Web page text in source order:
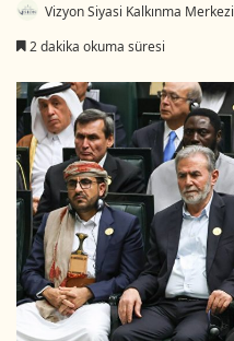
Vizyon Siyasi Kalkınma Merkezi
2 dakika okuma süresi